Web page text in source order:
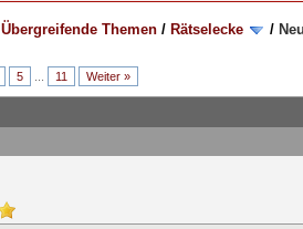
Übergreifende Themen / Rätselecke /
5 11 Weiter »